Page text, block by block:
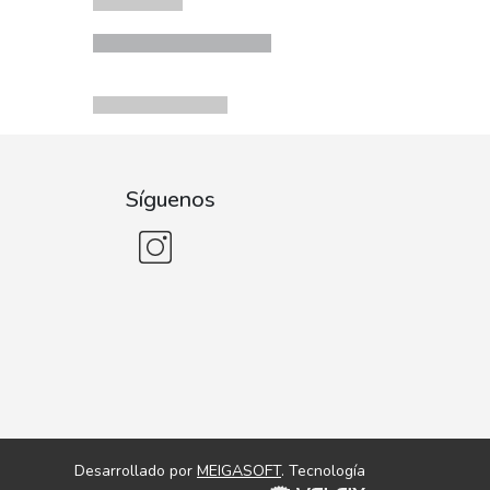
Síguenos
Desarrollado por MEIGASOFT. Tecnología